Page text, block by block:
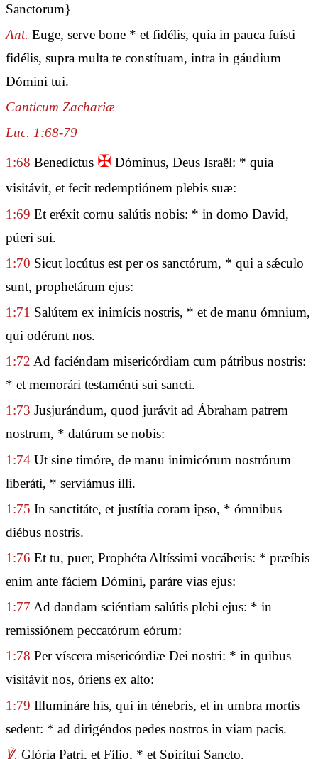
Sanctorum}
Ant. Euge, serve bone * et fidélis, quia in pauca fuísti
fidélis, supra multa te constítuam, intra in gáudium
Dómini tui.
Canticum Zachariæ
Luc. 1:68-79
1:68 Benedíctus ✠ Dóminus, Deus Israël: * quia
visitávit, et fecit redemptiónem plebis suæ:
1:69 Et eréxit cornu salútis nobis: * in domo David,
púeri sui.
1:70 Sicut locútus est per os sanctórum, * qui a sǽculo
sunt, prophetárum ejus:
1:71 Salútem ex inimícis nostris, * et de manu ómnium,
qui odérunt nos.
1:72 Ad faciéndam misericórdiam cum pátribus nostris:
* et memorári testaménti sui sancti.
1:73 Jusjurándum, quod jurávit ad Ábraham patrem
nostrum, * datúrum se nobis:
1:74 Ut sine timóre, de manu inimicórum nostrórum
liberáti, * serviámus illi.
1:75 In sanctitáte, et justítia coram ipso, * ómnibus
diébus nostris.
1:76 Et tu, puer, Prophéta Altíssimi vocáberis: * præíbis
enim ante fáciem Dómini, paráre vias ejus:
1:77 Ad dandam sciéntiam salútis plebi ejus: * in
remissiónem peccatórum eórum:
1:78 Per víscera misericórdiæ Dei nostri: * in quibus
visitávit nos, óriens ex alto:
1:79 Illumináre his, qui in ténebris, et in umbra mortis
sedent: * ad dirigéndos pedes nostros in viam pacis.
℣. Glória Patri, et Fílio, * et Spirítui Sancto.